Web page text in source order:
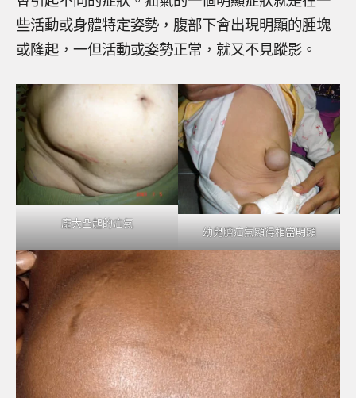
些活動或身體特定姿勢，腹部下會出現明顯的腫塊
或隆起，一但活動或姿勢正常，就又不見蹤影。
龐大凸起的疝氣
幼兒臍疝氣顯得相當明顯